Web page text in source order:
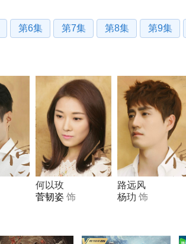
第6集 第7集 第8集 第9集
何以玫
菅韧姿 饰
路远风
杨玏 饰